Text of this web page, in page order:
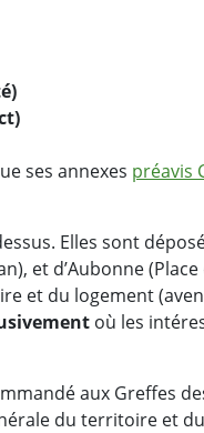
ses annexes préavis
Elles sont
et d’Aubonne (Place
et du logement
où les
aux Greffes
du territoire et du